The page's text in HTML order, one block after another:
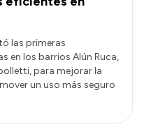
las primeras
en los barrios Alún Ruca,
para mejorar la
un uso más seguro